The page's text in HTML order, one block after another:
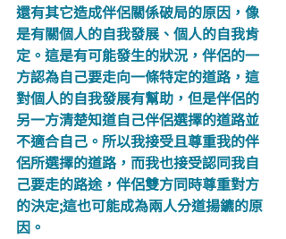
還有其它造成伴侶關係破局的原因，像
是有關個人的自我發展、個人的自我肯
定。這是有可能發生的狀況，伴侶的一
方認為自己要走向一條特定的道路，這
對個人的自我發展有幫助，但是伴侶的
另一方清楚知道自己伴侶選擇的道路並
不適合自己。所以我接受且尊重我的伴
侶所選擇的道路，而我也接受認同我自
己要走的路途，伴侶雙方同時尊重對方
的決定;這也可能成為兩人分道揚鑣的原
因。